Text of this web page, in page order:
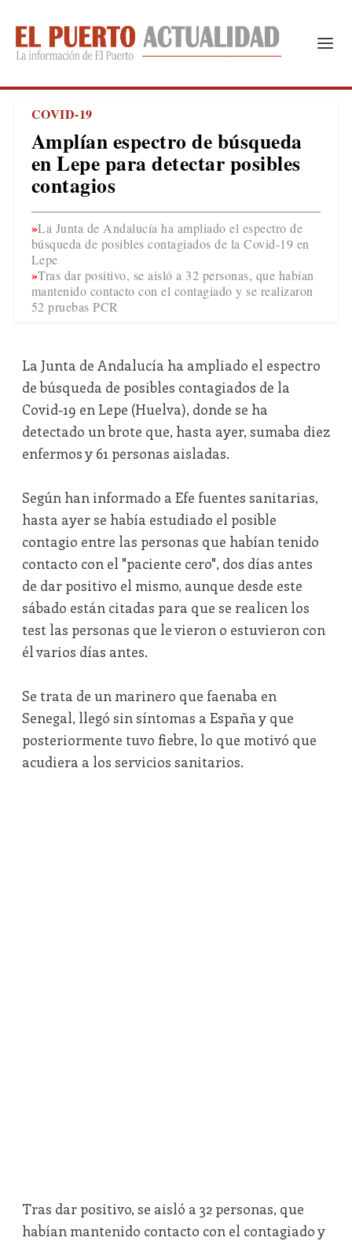
COVID-19
Amplían espectro de búsqueda
en Lepe para detectar posibles
contagios
La Junta de Andalucía ha ampliado el espectro de
búsqueda de posibles contagiados de la Covid-19 en
Lepe
Tras dar positivo, se aisló a 32 personas, que habían
mantenido contacto con el contagiado y se realizaron
52 pruebas PCR
La Junta de Andalucía ha ampliado el espectro
de búsqueda de posibles contagiados de la
Covid-19 en Lepe (Huelva), donde se ha
detectado un brote que, hasta ayer, sumaba diez
enfermos y 61 personas aisladas.
Según han informado a Efe fuentes sanitarias,
hasta ayer se había estudiado el posible
contagio entre las personas que habían tenido
contacto con el "paciente cero", dos días antes
de dar positivo el mismo, aunque desde este
sábado están citadas para que se realicen los
test las personas que le vieron o estuvieron con
él varios días antes.
Se trata de un marinero que faenaba en
Senegal, llegó sin síntomas a España y que
posteriormente tuvo fiebre, lo que motivó que
acudiera a los servicios sanitarios.
Tras dar positivo, se aisló a 32 personas, que
habían mantenido contacto con el contagiado y